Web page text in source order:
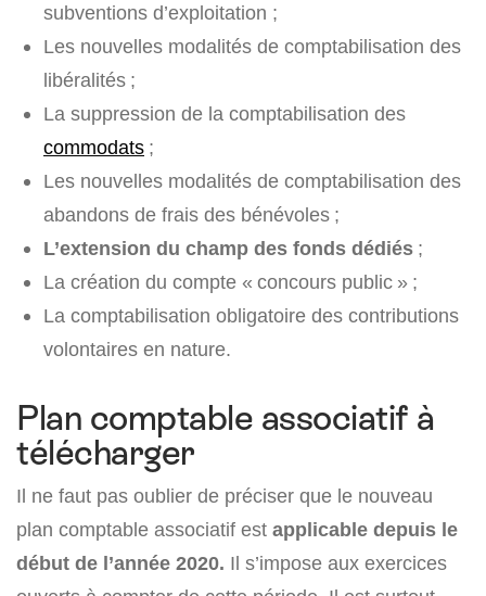
subventions d’exploitation ;
Les nouvelles modalités de comptabilisation des
libéralités ;
La suppression de la comptabilisation des
commodats ;
Les nouvelles modalités de comptabilisation des
abandons de frais des bénévoles ;
L’extension du champ des fonds dédiés ;
La création du compte « concours public » ;
La comptabilisation obligatoire des contributions
volontaires en nature.
Plan comptable associatif à
télécharger
Il ne faut pas oublier de préciser que le nouveau
plan comptable associatif est applicable depuis le
début de l’année 2020. Il s’impose aux exercices